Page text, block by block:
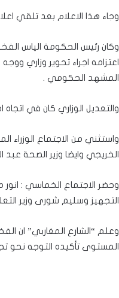
وجاء هذا الاعلام بعد تلقي
وكان رئيس الحكومة الياس
اعتزامه اجراء تحوير وزاري
المشهد الحكومي .
والتعديل الوزاري كان في
واستثني من الاجتماع
الخريجي وايضا وزير الصحة
وحضر الاجتماع الخماسي :
التجهيز وسليم شورى وزير
وعلم “الشارع المغاربي” ان
المستوى تأكيده التوجه نحو